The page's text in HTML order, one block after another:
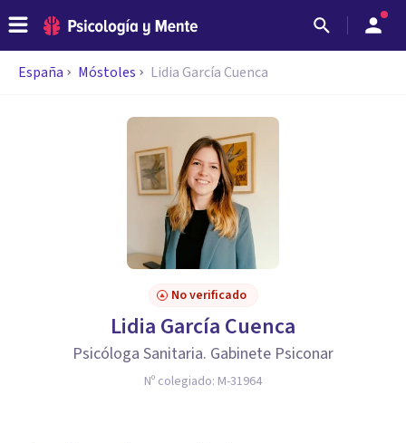
España Móstoles Lidia García Cuenca
No verificado
Lidia García Cuenca
Psicóloga Sanitaria. Gabinete Psiconar
Nº colegiado: M-31964